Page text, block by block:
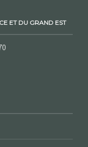
ET DU GRAND EST